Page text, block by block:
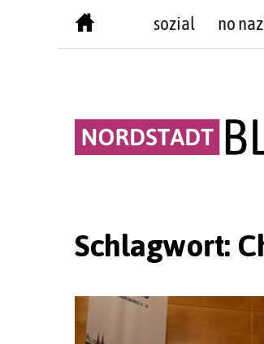
sozial no
Schlagwort: